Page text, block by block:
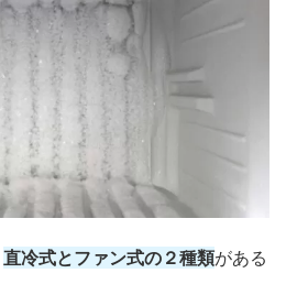
直冷式とファン式の２種類がある